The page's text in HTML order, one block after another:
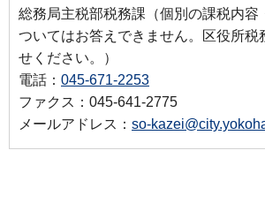
総務局主税部税務課（個別の課税内容
ついてはお答えできません。区役所税
せください。）
電話： 045-671-2253
ファクス：045-641-2775
メールアドレス： so-